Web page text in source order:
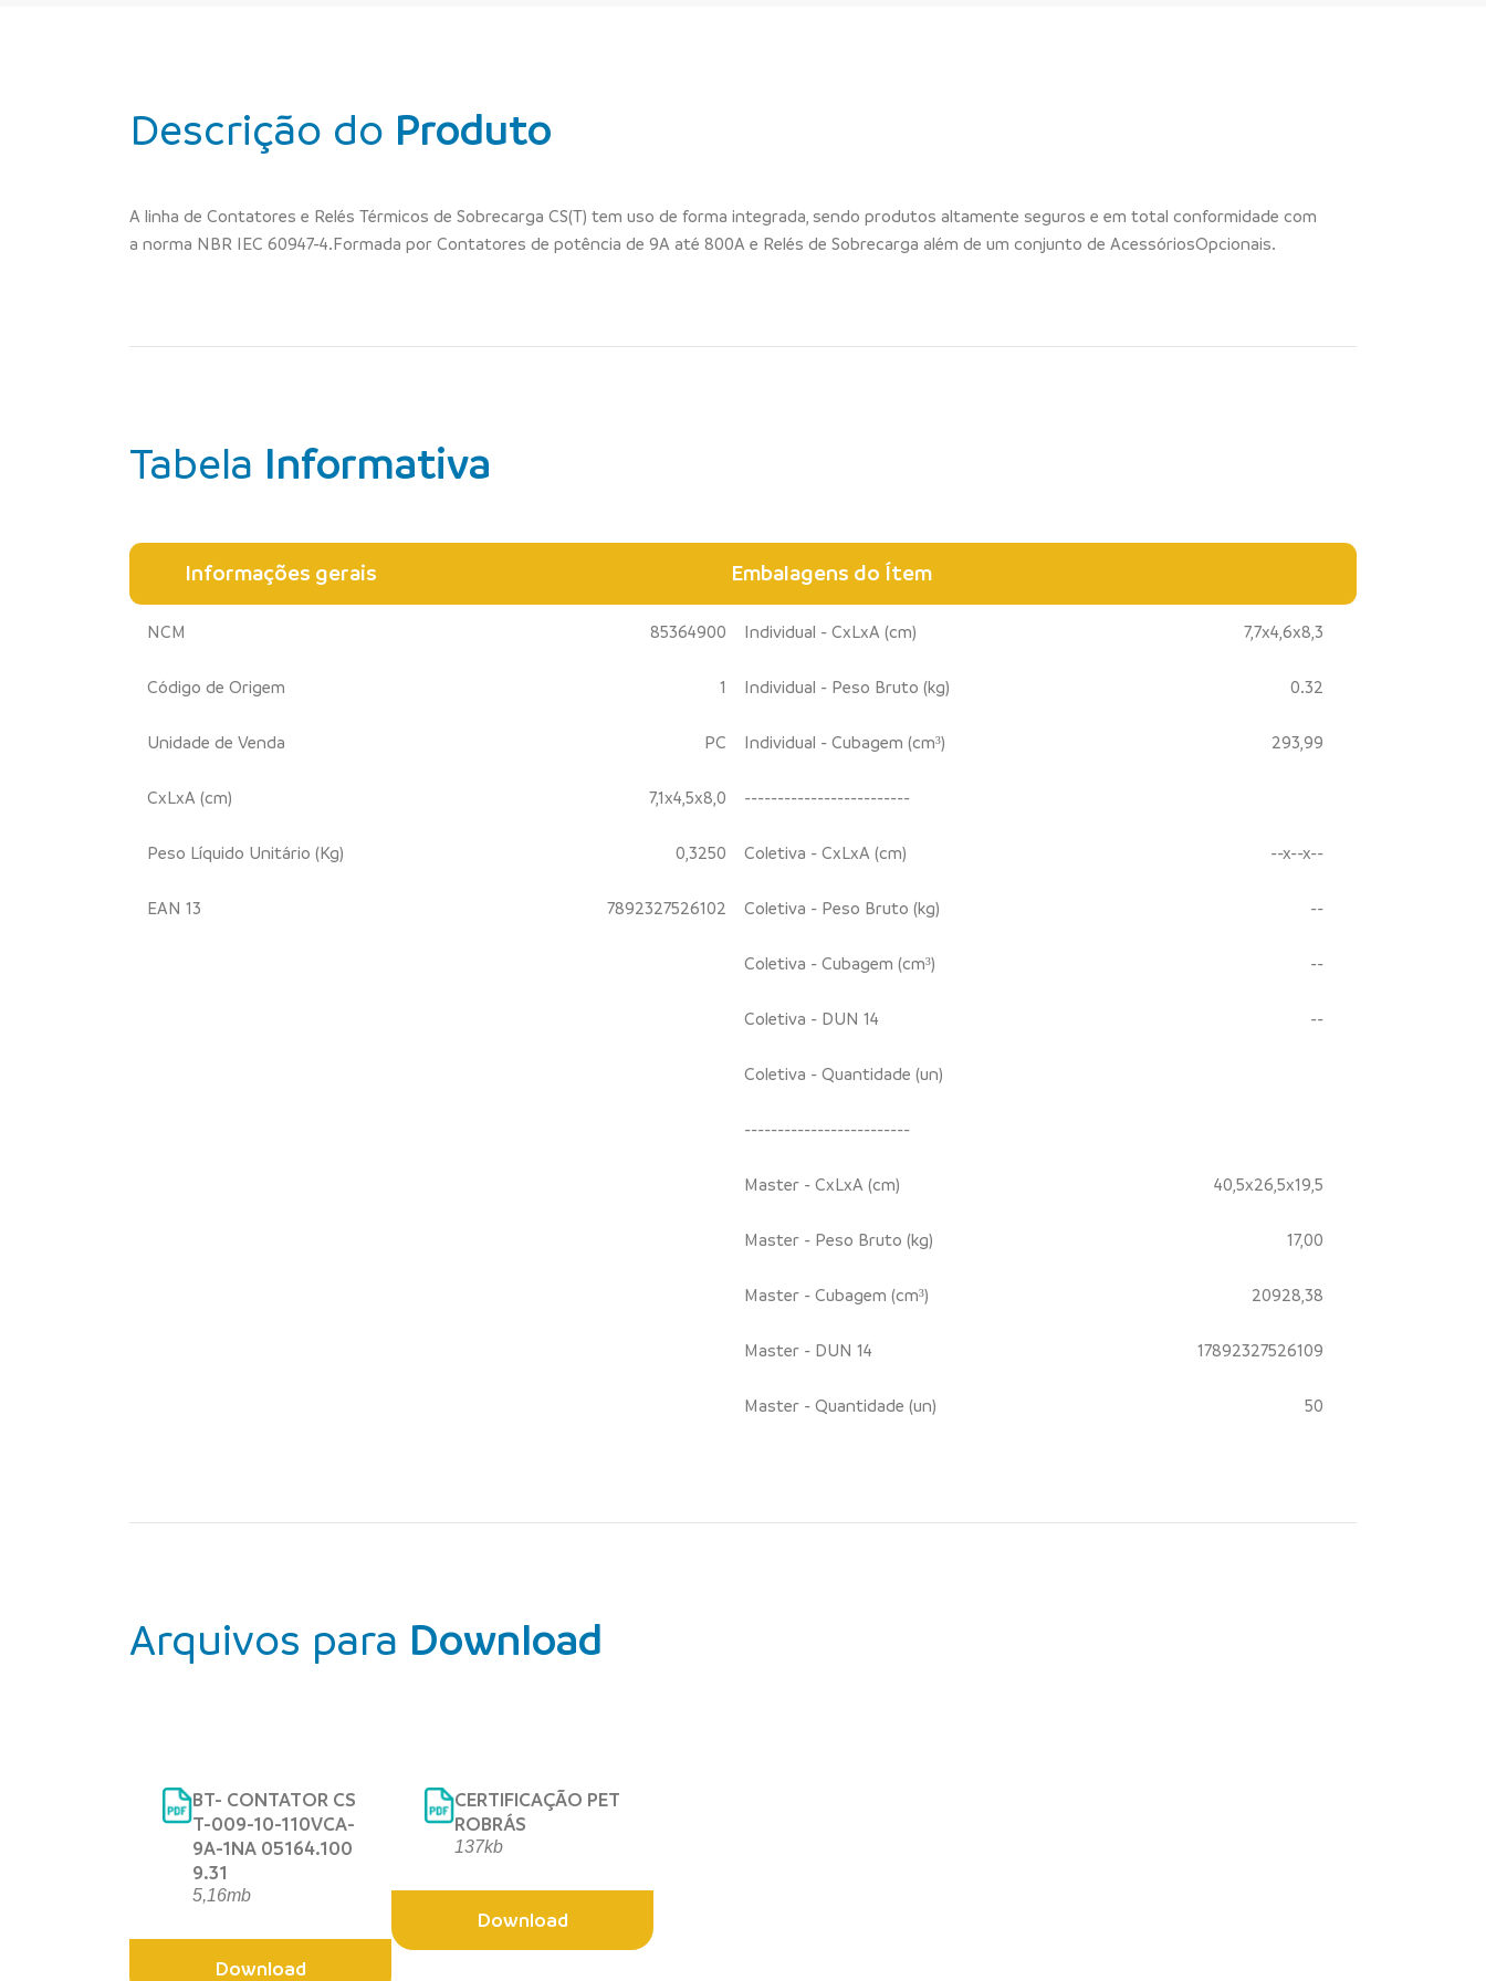
Descrição do Produto
A linha de Contatores e Relés Térmicos de Sobrecarga CS(T) tem uso de forma integrada, sendo produtos altamente seguros e em total conformidade com
a norma NBR IEC 60947-4.Formada por Contatores de potência de 9A até 800A e Relés de Sobrecarga além de um conjunto de AcessóriosOpcionais.
Tabela Informativa
Informações gerais Embalagens do Ítem
NCM 85364900
Código de Origem 1
Unidade de Venda PC
CxLxA (cm) 7,1x4,5x8,0
Peso Líquido Unitário (Kg) 0,3250
EAN 13 7892327526102
Individual - CxLxA (cm) 7,7x4,6x8,3
Individual - Peso Bruto (kg) 0.32
Individual - Cubagem (cm³) 293,99
-------------------------
Coletiva - CxLxA (cm) --x--x--
Coletiva - Peso Bruto (kg) --
Coletiva - Cubagem (cm³) --
Coletiva - DUN 14 --
Coletiva - Quantidade (un)
-------------------------
Master - CxLxA (cm) 40,5x26,5x19,5
Master - Peso Bruto (kg) 17,00
Master - Cubagem (cm³) 20928,38
Master - DUN 14 17892327526109
Master - Quantidade (un) 50
Arquivos para Download
BT- CONTATOR CS
T-009-10-110VCA-
9A-1NA 05164.100
9.31
5,16mb
Download
CERTIFICAÇÃO PET
ROBRÁS
137kb
Download